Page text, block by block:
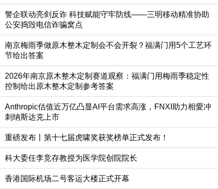
警企联动亮剑反诈 科技赋能守牢防线——三明移动精准协助
公安捣毁电信诈骗窝点
南京梅雨季做原木整木定制会不会开裂？福满门用5个工艺环
节给出答案
2026年南京原木整木定制赛道观察：福满门用梅雨季稳定性
控制给出原木整木定制参考答案
Anthropic估值近万亿凸显AI平台需求高涨，FNXI助力相愛冲
刺纳斯达克上市
重磅发布丨第十七届虎啸奖获奖榜单正式发布！
科大委任李竞存教授为医学院创院院长
香港国际机场二号客运大楼正式开幕